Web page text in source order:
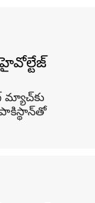
మ్యాచ్‌కు